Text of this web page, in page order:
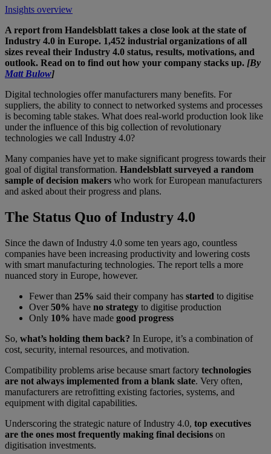
Insights overview
A report from Handelsblatt takes a close look at the state of
Industry 4.0 in Europe. 1,452 industrial organizations of all
sizes reveal their Industry 4.0 status, results, motivations, and
outlook. Read on to find out how your company stacks up. [By
Matt Bulow]
Digital technologies offer manufacturers many benefits. For
suppliers, the ability to connect to networked systems and processes
is becoming table stakes. What does real-world production look like
under the influence of this big collection of revolutionary
technologies we call Industry 4.0?
Many companies have yet to make significant progress towards their
goal of digital transformation. Handelsblatt surveyed a random
sample of decision makers who work for European manufacturers
and asked about their progress and plans.
The Status Quo of Industry 4.0
Since the dawn of Industry 4.0 some ten years ago, countless
companies have been increasing productivity and lowering costs
with smart manufacturing technologies. The report tells a more
nuanced story in Europe, however.
Fewer than 25% said their company has started to digitise
Over50% have no strategy to digitise production
Only 10% have made good progress
So, what’s holding them back? In Europe, it’s a combination of
cost, security, internal resources, and motivation.
Compatibility problems arise because smart factory technologies
are not always implemented from a blank slate. Very often,
manufacturers are retrofitting existing factories, systems, and
equipment with digital capabilities.
Underscoring the strategic nature of Industry 4.0, top executives
are the ones most frequently making final decisions on
digitisation investments.